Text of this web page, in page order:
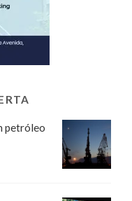
petróleo